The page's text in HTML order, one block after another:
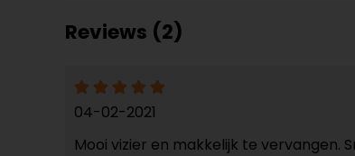
Reviews (2)
04-02-2021
Mooi vizier en makkelijk te vervangen.